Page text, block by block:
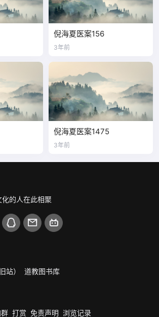
倪海夏医案156
3年前
倪海夏医案1475
3年前
的人在此相聚
站） 道教图书库
打赏 免责声明 浏览记录